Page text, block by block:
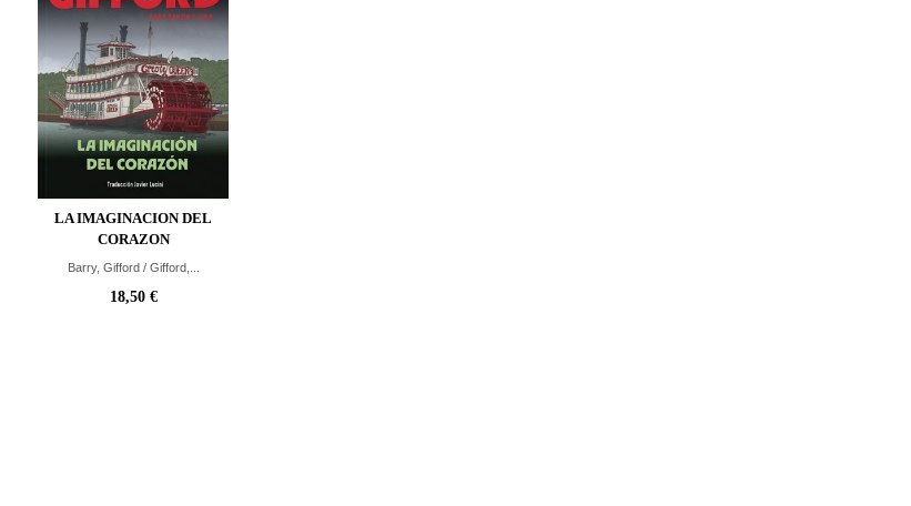
LA IMAGINACION DEL
CORAZON
Barry, Gifford / Gifford,...
18,50 €